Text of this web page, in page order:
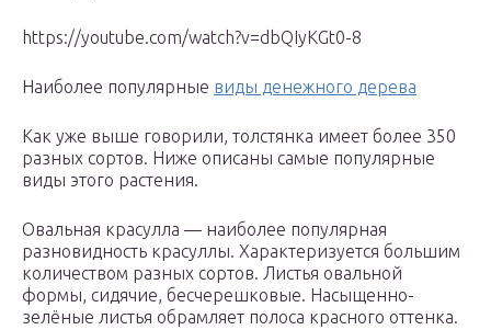
https://youtube.com/watch?v=dbQIyKGt0-8
Наиболее популярные виды денежного дерева
Как уже выше говорили, толстянка имеет более 350
разных сортов. Ниже описаны самые популярные
виды этого растения.
Овальная красулла — наиболее популярная
разновидность красуллы. Характеризуется большим
количеством разных сортов. Листья овальной
формы, сидячие, бесчерешковые. Насыщенно-
зелёные листья обрамляет полоса красного оттенка.